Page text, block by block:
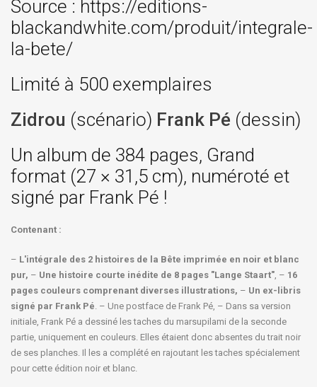
Source : https://editions-
blackandwhite.com/produit/integrale-
la-bete/
Limité à 500 exemplaires
Zidrou (scénario) Frank Pé (dessin)
Un album de 384 pages, Grand
format (27 × 31,5 cm), numéroté et
signé par Frank Pé !
Contenant :
– L'intégrale des 2 histoires de la Bête imprimée en noir et blanc
pur, – Une histoire courte inédite de 8 pages "Lange Staart" , – 16
pages couleurs comprenant diverses illustrations, – Un ex-libris
signé par Frank Pé . – Une postface de Frank Pé, – Dans sa version
initiale, Frank Pé a dessiné les taches du marsupilami de la seconde
partie, uniquement en couleurs. Elles étaient donc absentes du trait noir
de ses planches. Il les a complété en rajoutant les taches spécialement
pour cette édition noir et blanc.